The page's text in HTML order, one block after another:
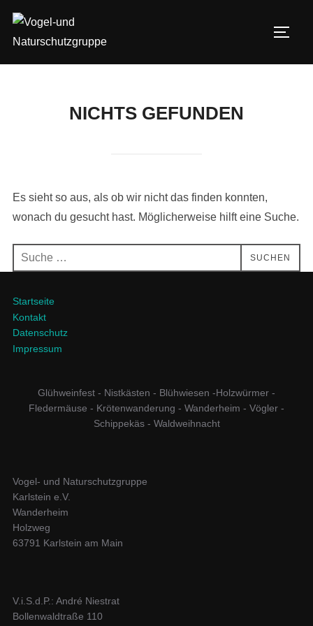
Inhalt
springen
NICHTS GEFUNDEN
Es sieht so aus, als ob wir nicht das finden konnten,
wonach du gesucht hast. Möglicherweise hilft eine Suche.
Suchen
nach:
SUCHEN
Startseite
Kontakt
Datenschutz
Impressum
Glühweinfest - Nistkästen - Blühwiesen -Holzwürmer -
Fledermäuse - Krötenwanderung - Wanderheim - Vögler -
Schippekäs - Waldweihnacht
Vogel- und Naturschutzgruppe
Karlstein e.V.
Wanderheim
Holzweg
63791 Karlstein am Main
V.i.S.d.P.: André Niestrat
Bollenwaldtraße 110